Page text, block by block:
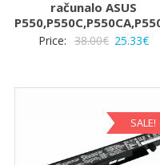
računalo ASUS
Price: 38.00€ Izvorna
38.00€.
25.33€
SALE!